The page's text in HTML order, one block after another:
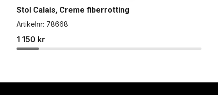
Stol Calais, Creme fiberrotting
Artikelnr: 78668
1 150 kr